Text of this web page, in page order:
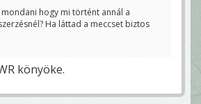
hogy mi történt annál a
Ha láttad a meccset biztos
könyöke.